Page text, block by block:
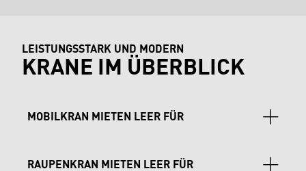
LEISTUNGSSTARK UND MODERN
KRANE IM ÜBERBLICK
MOBILKRAN MIETEN LEER FÜR
Mobilität und Arbeitshöhen für Industriehallen,
RAUPENKRAN MIETEN LEER FÜR